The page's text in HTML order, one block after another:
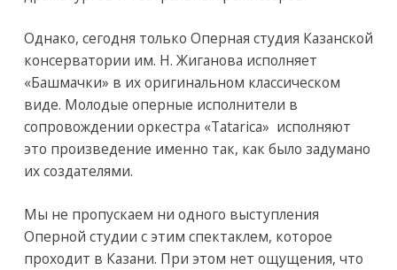
Однако, сегодня только Оперная студия Казанской
консерватории им. Н. Жиганова исполняет
«Башмачки» в их оригинальном классическом
виде. Молодые оперные исполнители в
сопровождении оркестра «Tatarica» исполняют
это произведение именно так, как было задумано
их создателями.
Мы не пропускаем ни одного выступления
Оперной студии с этим спектаклем, которое
проходит в Казани. При этом нет ощущения, что